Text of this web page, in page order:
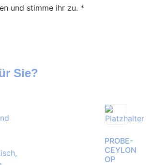
und stimme ihr zu. *
Sie?
PROBE-
CEYLON
OP